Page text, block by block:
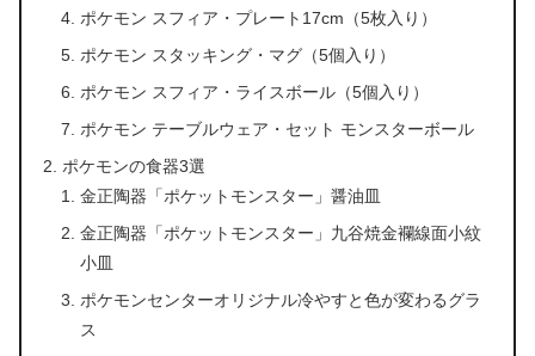
ポケモン スフィア・プレート17cm（5枚入り）
ポケモン スタッキング・マグ（5個入り）
ポケモン スフィア・ライスボール（5個入り）
ポケモン テーブルウェア・セット モンスターボール
ポケモンの食器3選
金正陶器「ポケットモンスター」醤油皿
金正陶器「ポケットモンスター」九谷焼金襴線面小紋
小皿
ポケモンセンターオリジナル冷やすと色が変わるグラ
ス